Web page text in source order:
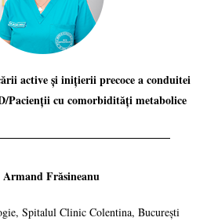
active și inițierii precoce a conduitei
Pacienții cu comorbidități metabolice
Frăsineanu
Spitalul Clinic Colentina, București